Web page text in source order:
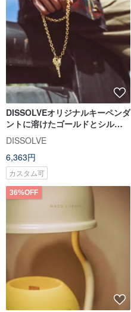
DISSOLVEオリジナルキーペンダ
ントに溶けたゴールドとシルバ
ーのカラーがネックレスのレタ
リングと相まって
DISSOLVE
6,363円
カスタム可
36%OFF